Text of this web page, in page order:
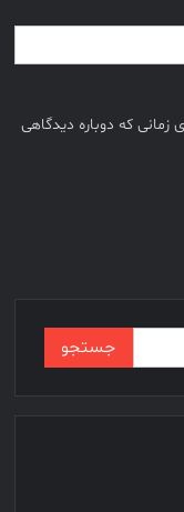
زمانی که دوباره دیدگاهی
برای: